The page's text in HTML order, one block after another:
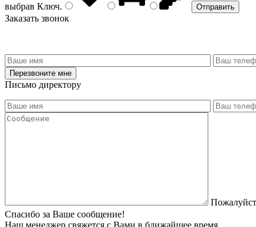
выбрав Ключ.
Заказать звонок
Письмо директору
Спасибо за Ваше сообщение!
Наш менеджер свяжется с Вами в ближайшее время.